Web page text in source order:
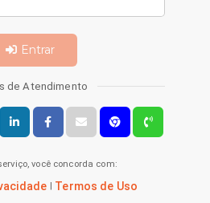
Entrar
de Atendimento
você concorda com:
| Termos de Uso